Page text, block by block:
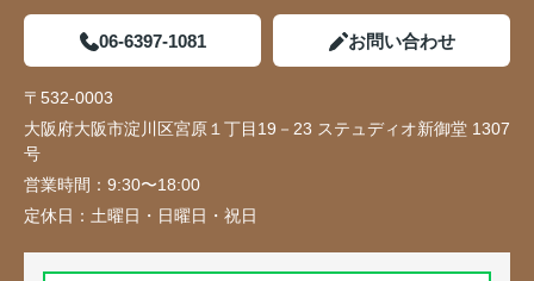
06-6397-1081 お問い合わせ
〒532-0003
大阪府大阪市淀川区宮原１丁目19－23 ステュディオ新御堂 1307
号
営業時間： 9:30〜18:00
定休日： 土曜日・日曜日・祝日